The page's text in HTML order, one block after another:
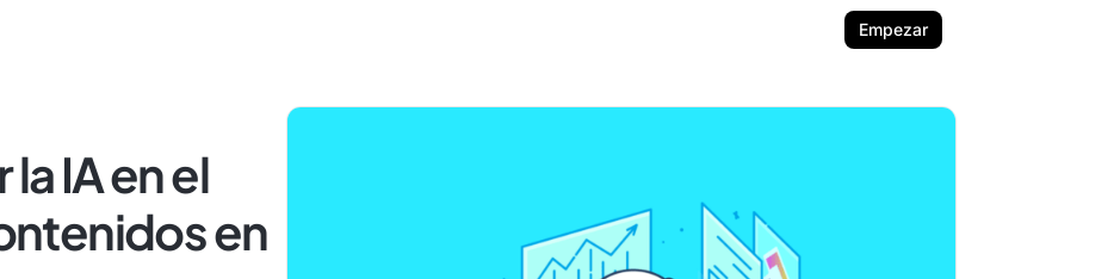
Empezar
IA en el
en